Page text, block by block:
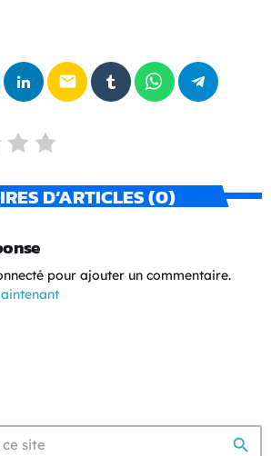
email
D’ARTICLES (0)
pour ajouter un commentaire.
search